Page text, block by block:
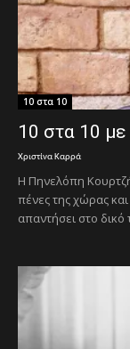
10 στα 10
10 στα 10
Χριστίνα Καρρά
Η Πηνελόπη
πένες της χώρας
απαντήσει στο δικό